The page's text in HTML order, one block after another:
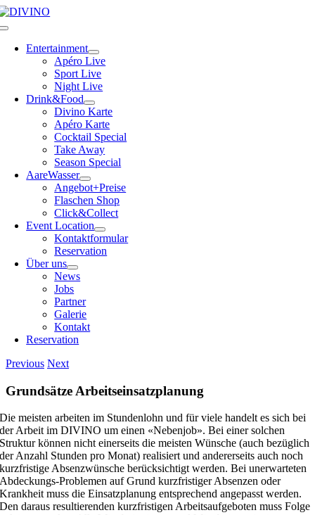
Skip
to
Toggle
NavigationEntertainment
Apéro Live
Sport Live
Night Live
Drink&Food
Divino Karte
Apéro Karte
Cocktail Special
Take Away
Season Special
AareWasser
Angebot+Preise
Flaschen Shop
Click&Collect
Event Location
Kontaktformular
Reservation
Über uns
News
Jobs
Partner
Galerie
Kontakt
Reservation
Previous Next
Grundsätze Arbeitseinsatzplanung
Die meisten arbeiten im Stundenlohn und für viele handelt es sich bei
der Arbeit im DIVINO um einen «Nebenjob». Bei einer solchen
Struktur können nicht einerseits die meisten Wünsche (auch bezüglich
der Anzahl Stunden pro Monat) realisiert und andererseits auch noch
kurzfristige Absenzwünsche berücksichtigt werden. Bei unerwarteten
Abdeckungs-Problemen auf Grund kurzfristiger Absenzen oder
Krankheit muss die Einsatzplanung entsprechend angepasst werden.
Den daraus resultierenden kurzfristigen Arbeitsaufgeboten muss Folge